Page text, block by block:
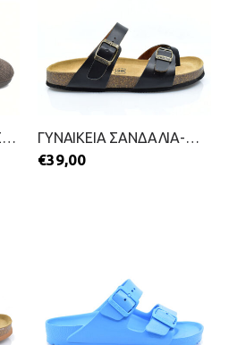
ΑΝΔΡΙΚΕΣ ΠΑΝΤΟΦΛΕΣ-ANTRIN-2211-0093-ΚΑΦΕ ΓΥΝΑΙΚΕΙΑ ΣΑΝΔΑΛΙΑ-WALK ME-2199-0418-ΜΑΥΡΟ
€39,00